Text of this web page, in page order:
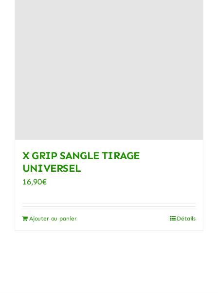
X GRIP SANGLE TIRAGE
UNIVERSEL
16,90€
Ajouter au panier Détails